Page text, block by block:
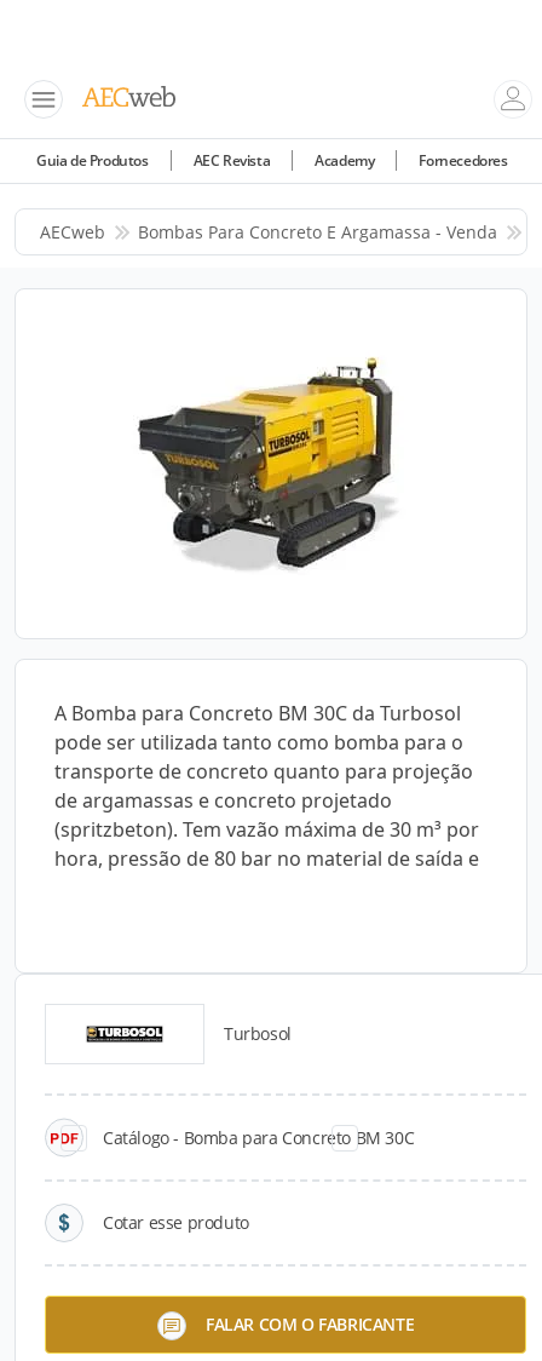
Guia de Produtos AEC Revista Academy Fornecedores
AECweb Bombas Para Concreto E Argamassa - Venda
A Bomba para Concreto BM 30C da Turbosol
pode ser utilizada tanto como bomba para o
transporte de concreto quanto para projeção
de argamassas e concreto projetado
(spritzbeton). Tem vazão máxima de 30 m³ por
hora, pressão de 80 bar no material de saída e
Turbosol
Catálogo - Bomba para Concreto BM 30C
Cotar esse produto
FALAR COM O FABRICANTE
Catálogos para Download
Bomba para Concreto BM
30C